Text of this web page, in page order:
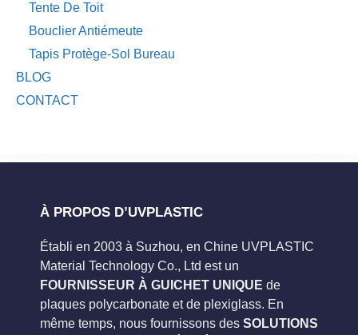
Tente De Toit
Bouclier Antiémeute
Tapis Protège-Sol Bureau
BLOG
CONTACT
À PROPOS D’UVPLASTIC
Établi en 2003 à Suzhou, en Chine UVPLASTIC
Material Technology Co., Ltd est un
FOURNISSEUR À GUICHET UNIQUE de
plaques polycarbonate et de plexiglass. En
même temps, nous fournissons des SOLUTIONS